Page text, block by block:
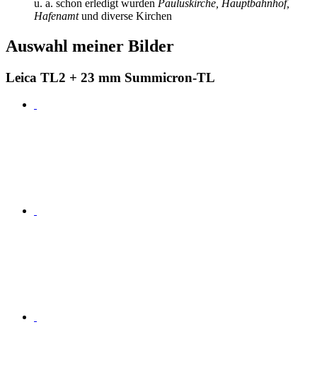
u. a. schon erledigt wurden Pauluskirche, Hauptbahnhof,
Hafenamtund diverse Kirchen
Auswahl meiner Bilder
Leica TL2 + 23 mm Summicron-TL